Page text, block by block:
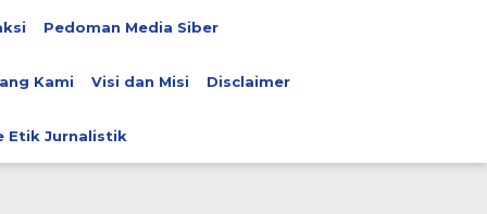
Pedoman Media Siber
Kami Visi dan Misi Disclaimer
Etik Jurnalistik